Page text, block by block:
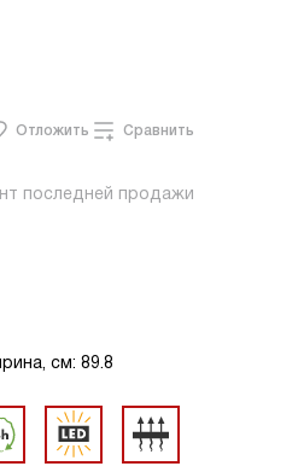
Отложить Сравнить
последней продажи
см: 89.8